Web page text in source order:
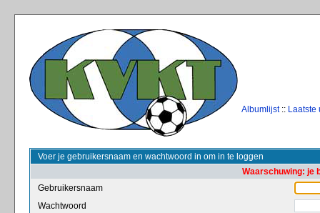
Albumlijst:: Laatste
Voer je gebruikersnaam en wachtwoord in om in te loggen
Waarschuwing: je
Gebruikersnaam
Wachtwoord